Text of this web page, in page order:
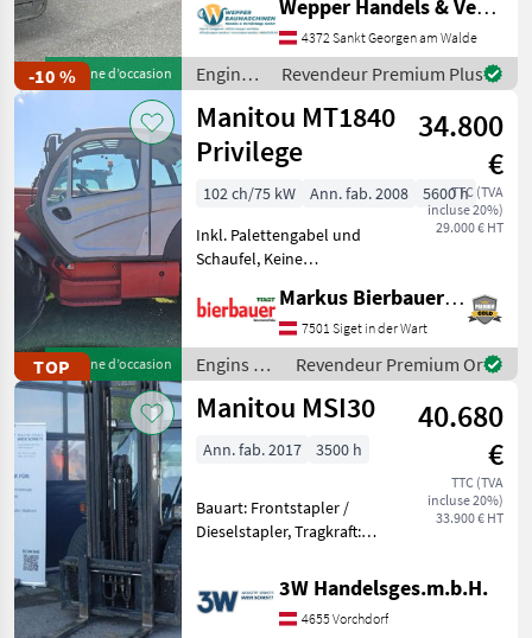
voitures particulières / camions / mobylettes
1
MARKETPLACE
Marketplace
Offres des
distributeurs
Petites
annonces
-10 %Machine d’occasion
Technische Details:
Arbeitshöhe 16.21 m
Plattformhöhe 14.21 m
Wepper Handels & Vermietungs GmbH
4372 Sankt Georgen am Walde
Engins
de
chantier
/
Manitou
Revendeur Premium Plus
TOPMachine d’occasion
Manitou MT1840
Privilege
34.800
€
TTC (TVA
incluse 20%)
29.000 € HT
102 ch/75 kW Ann. fab. 2008
5600 h
Inkl. Palettengabel und
Schaufel, Keine
motrices, Carburant: , , :, : 4
roues motrices, : Engins de
chantier Chargeurs
télescopiques/ chari
Markus Bierbauer GmbH
7501 Siget in der Wart
Engins de
chantier /
Manitou
Revendeur Premium Or
Manitou MSI30
40.680
€
TTC (TVA
incluse 20%)
33.900 € HT
Ann. fab. 2017 3500 h
Bauart: Frontstapler /
Dieselstapler, Tragkraft:
Capacité de levage (kg):
1500-3000, Carburant:
Diesel Chariots élévateurs
3W Handelsges.m.b.H.
4655 Vorchdorf